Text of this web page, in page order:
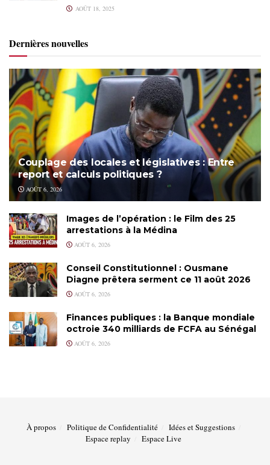
AOÛT 18, 2025
Dernières nouvelles
Couplage des locales et législatives : Entre
report et calculs politiques ?
AOÛT 6, 2026
Images de l’opération : le Film des 25
arrestations à la Médina
AOÛT 6, 2026
Conseil Constitutionnel : Ousmane
Diagne prêtera serment ce 11 août 2026
AOÛT 6, 2026
Finances publiques : la Banque mondiale
octroie 340 milliards de FCFA au Sénégal
AOÛT 6, 2026
À propos Politique de Confidentialité
Idées et Suggestions
Espace replay
Espace Live